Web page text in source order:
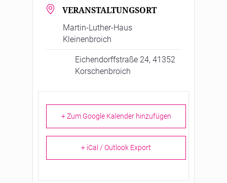
VERANSTALTUNGSORT
Martin-Luther-Haus
Kleinenbroich
Eichendorffstraße 24, 41352
Korschenbroich
+ Zum Google Kalender hinzufügen
+ iCal / Outlook Export